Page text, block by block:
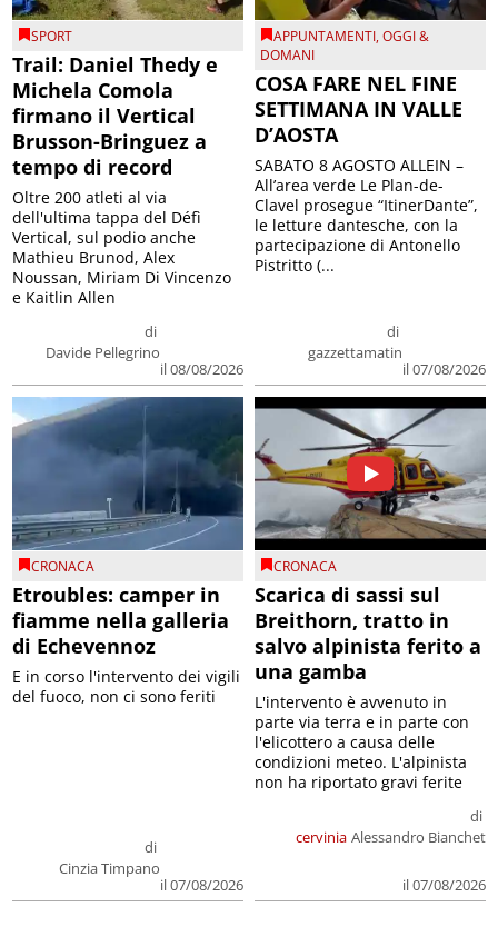
SPORT
Trail: Daniel Thedy e
Michela Comola
firmano il Vertical
Brusson-Bringuez a
tempo di record
di
Davide Pellegrino
il 08/08/2026
Oltre 200 atleti al via
dell'ultima tappa del Défì
Vertical, sul podio anche
Mathieu Brunod, Alex
Noussan, Miriam Di Vincenzo
e Kaitlin Allen
APPUNTAMENTI,OGGI &
DOMANI
COSA FARE NEL FINE
SETTIMANA IN VALLE
D’AOSTA
di
gazzettamatin
il 07/08/2026
SABATO 8 AGOSTO ALLEIN –
All’area verde Le Plan-de-
Clavel prosegue “ItinerDante”,
le letture dantesche, con la
partecipazione di Antonello
Pistritto (...
CRONACA
Etroubles: camper in
fiamme nella galleria
di Echevennoz
di
Cinzia Timpano
il 07/08/2026
E in corso l'intervento dei vigili
del fuoco, non ci sono feriti
CRONACA
Scarica di sassi sul
Breithorn, tratto in
salvo alpinista ferito a
una gamba
cervinia
di
Alessandro Bianchet
il 07/08/2026
L'intervento è avvenuto in
parte via terra e in parte con
l'elicottero a causa delle
condizioni meteo. L'alpinista
non ha riportato gravi ferite